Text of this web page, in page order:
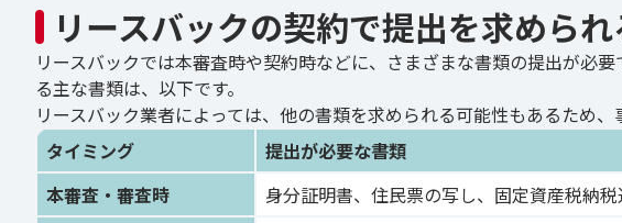
リースバックの契約で提出を求めら
リースバックでは本審査時や契約時などに、さまざまな書類の提出が必
る主な書類は、以下です。
リースバック業者によっては、他の書類を求められる可能性もあるため、
タイミング
提出が必要な書類
本審査・審査時
身分証明書、住民票の写し、固定資産税納